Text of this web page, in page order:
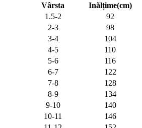
Vârsta Inălțime(cm)
1.5-2
92
2-3
98
3-4
104
4-5
110
5-6
116
6-7
122
7-8
128
8-9
134
9-10
140
10-11
146